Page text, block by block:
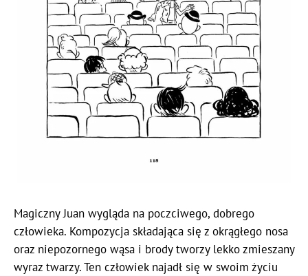
Magiczny Juan wygląda na poczciwego, dobrego
człowieka. Kompozycja składająca się z okrągłego nosa
oraz niepozornego wąsa i brody tworzy lekko zmieszany
wyraz twarzy. Ten człowiek najadł się w swoim życiu